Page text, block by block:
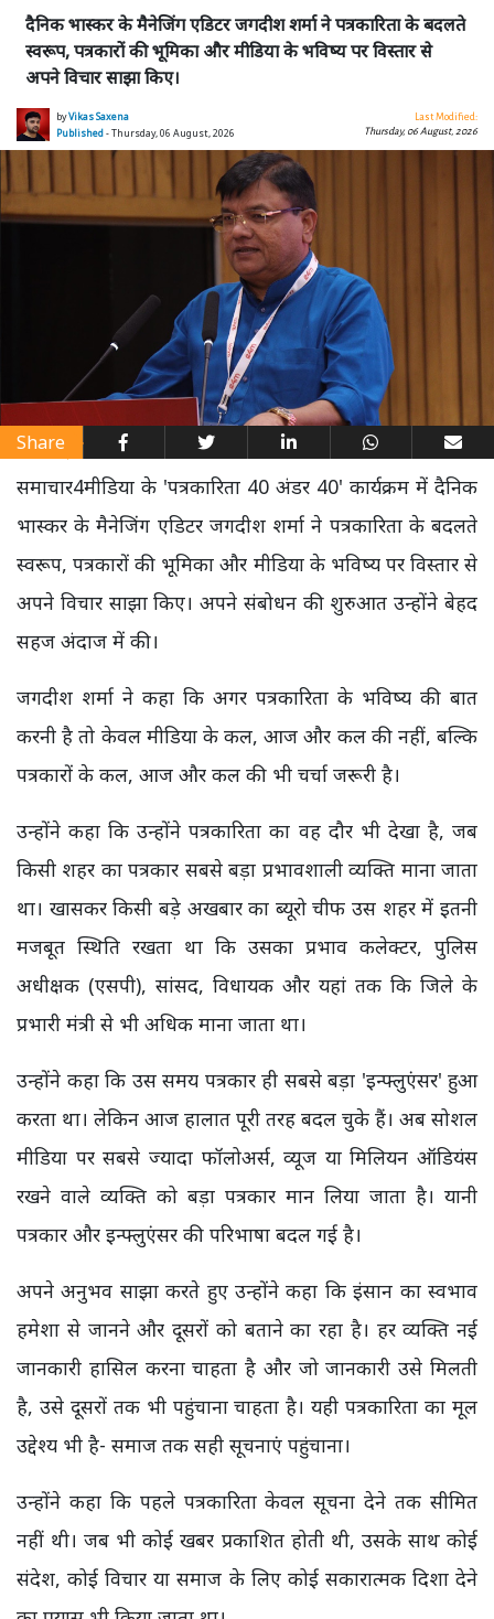
दैनिक भास्कर के मैनेजिंग एडिटर जगदीश शर्मा ने पत्रकारिता के बदलते
स्वरूप, पत्रकारों की भूमिका और मीडिया के भविष्य पर विस्तार से
अपने विचार साझा किए।
byVikas Saxena
Published- Thursday, 06 August, 2026
Last Modified:
Thursday, 06 August, 2026
Share
समाचार4मीडिया के 'पत्रकारिता 40 अंडर 40' कार्यक्रम में दैनिक
भास्कर के मैनेजिंग एडिटर जगदीश शर्मा ने पत्रकारिता के बदलते
स्वरूप, पत्रकारों की भूमिका और मीडिया के भविष्य पर विस्तार से
अपने विचार साझा किए। अपने संबोधन की शुरुआत उन्होंने बेहद
सहज अंदाज में की।
जगदीश शर्मा ने कहा कि अगर पत्रकारिता के भविष्य की बात
करनी है तो केवल मीडिया के कल, आज और कल की नहीं, बल्कि
पत्रकारों के कल, आज और कल की भी चर्चा जरूरी है।
उन्होंने कहा कि उन्होंने पत्रकारिता का वह दौर भी देखा है, जब
किसी शहर का पत्रकार सबसे बड़ा प्रभावशाली व्यक्ति माना जाता
था। खासकर किसी बड़े अखबार का ब्यूरो चीफ उस शहर में इतनी
मजबूत स्थिति रखता था कि उसका प्रभाव कलेक्टर, पुलिस
अधीक्षक (एसपी), सांसद, विधायक और यहां तक कि जिले के
प्रभारी मंत्री से भी अधिक माना जाता था।
उन्होंने कहा कि उस समय पत्रकार ही सबसे बड़ा 'इन्फ्लुएंसर' हुआ
करता था। लेकिन आज हालात पूरी तरह बदल चुके हैं। अब सोशल
मीडिया पर सबसे ज्यादा फॉलोअर्स, व्यूज या मिलियन ऑडियंस
रखने वाले व्यक्ति को बड़ा पत्रकार मान लिया जाता है। यानी
पत्रकार और इन्फ्लुएंसर की परिभाषा बदल गई है।
अपने अनुभव साझा करते हुए उन्होंने कहा कि इंसान का स्वभाव
हमेशा से जानने और दूसरों को बताने का रहा है। हर व्यक्ति नई
जानकारी हासिल करना चाहता है और जो जानकारी उसे मिलती
है, उसे दूसरों तक भी पहुंचाना चाहता है। यही पत्रकारिता का मूल
उद्देश्य भी है- समाज तक सही सूचनाएं पहुंचाना।
उन्होंने कहा कि पहले पत्रकारिता केवल सूचना देने तक सीमित
नहीं थी। जब भी कोई खबर प्रकाशित होती थी, उसके साथ कोई
संदेश, कोई विचार या समाज के लिए कोई सकारात्मक दिशा देने